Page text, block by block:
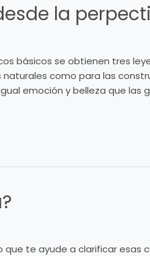
la
básicos se obtienen tres
como para las
emoción y belleza que las
que te ayude a clarificar esas